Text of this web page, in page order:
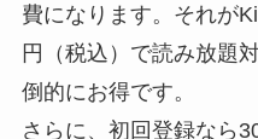
費になります。それが
円（税込）で読み放題
倒的にお得です。
さらに、初回登録なら